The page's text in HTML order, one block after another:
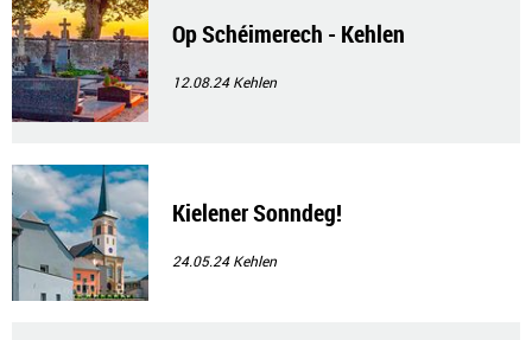
Op Schéimerech - Kehlen
12.08.24Kehlen
Kielener Sonndeg!
24.05.24Kehlen